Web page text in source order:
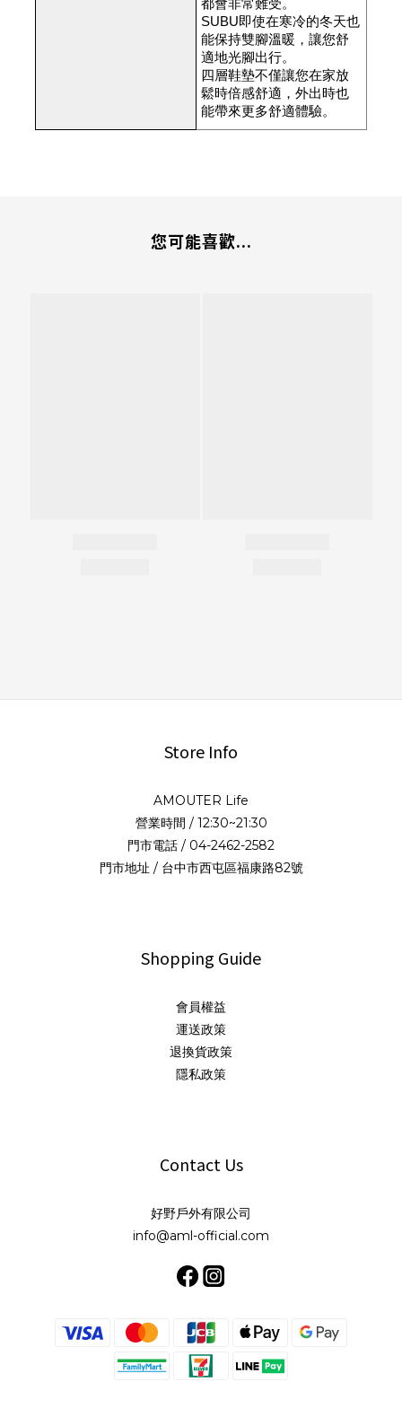
都會非常難受。
SUBU即使在寒冷的冬天也
能保持雙腳溫暖，讓您舒
適地光腳出行。
四層鞋墊不僅讓您在家放
鬆時倍感舒適，外出時也
能帶來更多舒適體驗。
您可能喜歡...
Store Info
AMOUTER Life
營業時間 / 12:30~21:30
門市電話 / 04-2462-2582
門市地址 / 台中市西屯區福康路82號
Shopping Guide
會員權益
運送政策
退換貨政策
隱私政策
Contact Us
好野戶外有限公司
info@aml-official.com